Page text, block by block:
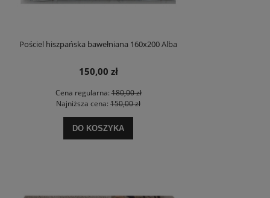
Pościel hiszpańska bawełniana 160x200 Alba
150,00 zł
Cena regularna:180,00 zł
Najniższa cena: 150,00 zł
DO KOSZYKA